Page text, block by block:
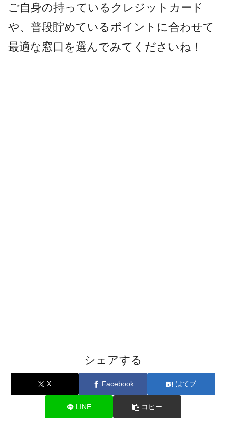
ご自身の持っているクレジットカード
や、普段貯めているポイントに合わせて
最適な窓口を選んでみてくださいね！
シェアする
X Facebook はてブ
LINE コピー